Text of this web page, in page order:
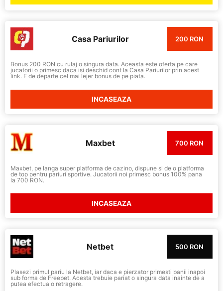
Casa Pariurilor 200 RON
Bonus 200 RON cu rulaj o singura data. Aceasta este oferta pe care
jucatorii o primesc daca isi deschid cont la Casa Pariurilor prin acest
link. E de departe cel mai lejer bonus de pe piata.
INCASEAZA
Maxbet 700 RON
Maxbet, pe langa super platforma de cazino, dispune si de o platforma
de top pentru pariuri sportive. Jucatorii noi primesc bonus 100% pana
la 700 RON.
INCASEAZA
Netbet 500 RON
Plasezi primul pariu la Netbet, iar daca e pierzator primesti banii inapoi
sub forma de Freebet. Acesta trebuie pariat o singura data inainte de a
putea efectua o retragere.